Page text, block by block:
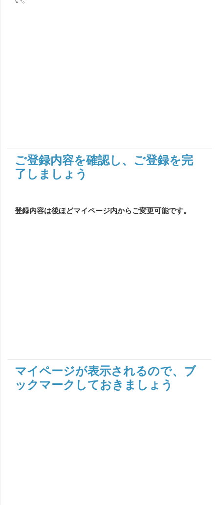
ご登録内容を確認し、ご登録を完
了しましょう
登録内容は後ほどマイページ内からご変更可能です。
マイページが表示されるので、ブ
ックマークしておきましょう